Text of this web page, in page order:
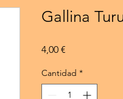
Gallina
4,00 €
Cantidad *